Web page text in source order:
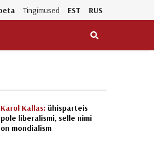
Tingimused EST RUS
Karol Kallas: ühisparteis
pole liberalismi, selle nimi
on mondialism